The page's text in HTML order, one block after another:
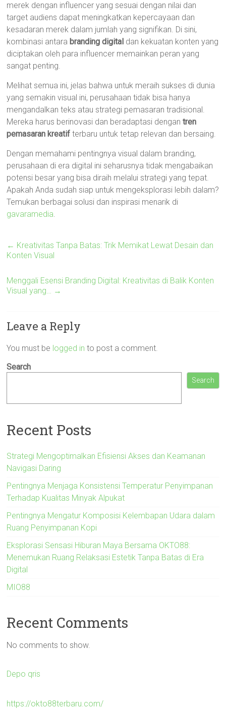
merek dengan influencer yang sesuai dengan nilai dan
target audiens dapat meningkatkan kepercayaan dan
kesadaran merek dalam jumlah yang signifikan. Di sini,
kombinasi antara branding digital dan kekuatan konten yang
diciptakan oleh para influencer memainkan peran yang
sangat penting.
Melihat semua ini, jelas bahwa untuk meraih sukses di dunia
yang semakin visual ini, perusahaan tidak bisa hanya
mengandalkan teks atau strategi pemasaran tradisional.
Mereka harus berinovasi dan beradaptasi dengantren
pemasaran kreatif terbaru untuk tetap relevan dan bersaing.
Dengan memahami pentingnya visual dalam branding,
perusahaan di era digital ini seharusnya tidak mengabaikan
potensi besar yang bisa diraih melalui strategi yang tepat.
Apakah Anda sudah siap untuk mengeksplorasi lebih dalam?
Temukan berbagai solusi dan inspirasi menarik di
gavaramedia.
← Kreativitas Tanpa Batas: Trik Memikat Lewat Desain dan
Konten Visual
Menggali Esensi Branding Digital: Kreativitas di Balik Konten
Visual yang… →
Leave a Reply
You must be logged in to post a comment.
Search
Search
Recent Posts
Strategi Mengoptimalkan Efisiensi Akses dan Keamanan
Navigasi Daring
Pentingnya Menjaga Konsistensi Temperatur Penyimpanan
Terhadap Kualitas Minyak Alpukat
Pentingnya Mengatur Komposisi Kelembapan Udara dalam
Ruang Penyimpanan Kopi
Eksplorasi Sensasi Hiburan Maya Bersama OKTO88:
Menemukan Ruang Relaksasi Estetik Tanpa Batas di Era
Digital
MIO88
Recent Comments
No comments to show.
Depo qris
https://okto88terbaru.com/